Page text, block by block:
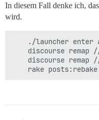
In diesem Fall denke ich,
wird.
./launcher enter
discourse remap
discourse remap